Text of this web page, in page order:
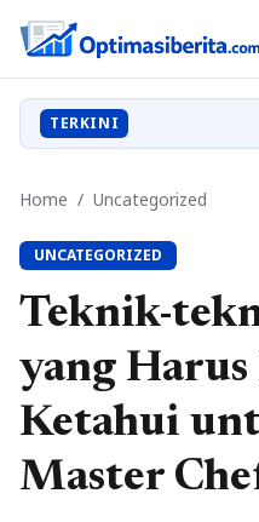
TERKINI
Home / Uncategorized
UNCATEGORIZED
Teknik-
yang Harus
Ketahui
Master